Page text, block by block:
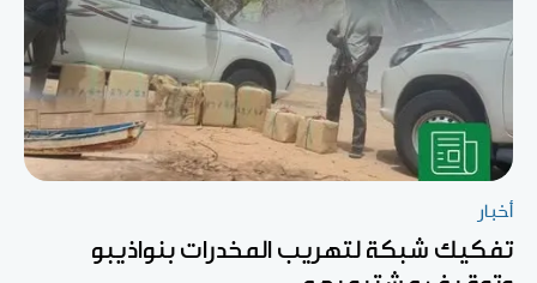
أخبار
تفكيك شبكة لتهريب المخدرات بنواذيبو